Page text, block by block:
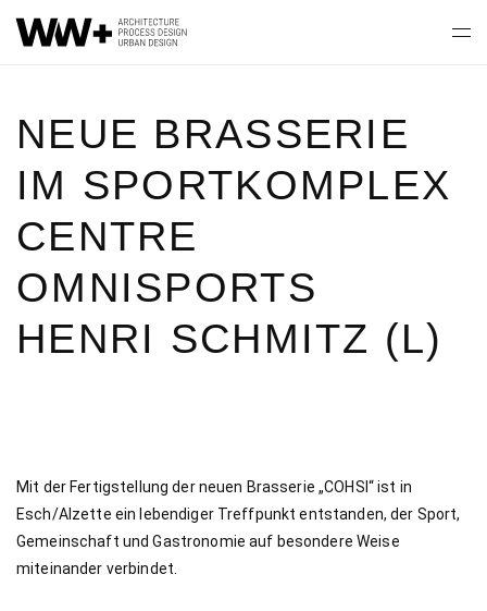
NEUE BRASSERIE
IM SPORTKOMPLEX
CENTRE
OMNISPORTS
HENRI SCHMITZ (L)
Mit der Fertigstellung der neuen Brasserie „COHSI“ ist in
Esch/Alzette ein lebendiger Treffpunkt entstanden, der Sport,
Gemeinschaft und Gastronomie auf besondere Weise
miteinander verbindet.